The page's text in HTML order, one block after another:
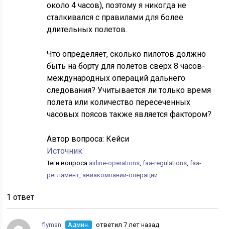
около 4 часов), поэтому я никогда не
сталкивался с правилами для более
длительных полетов.
Что определяет, сколько пилотов должно
быть на борту для полетов сверх 8 часов-
международных операций дальнего
следования? Учитывается ли только время
полета или количество пересеченных
часовых поясов также является фактором?
Автор вопроса: Кейси
Источник
Теги вопроса:airline-operations,faa-regulations,faa-
регламент, авиакомпании-операции
1 ответ
flyman Админ. ответил 7 лет назад